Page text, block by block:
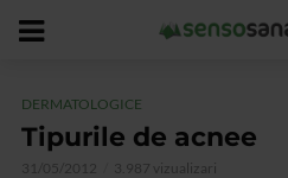
DERMATOLOGICE
Tipurile de acnee
31/05/2012 3.987 vizualizari